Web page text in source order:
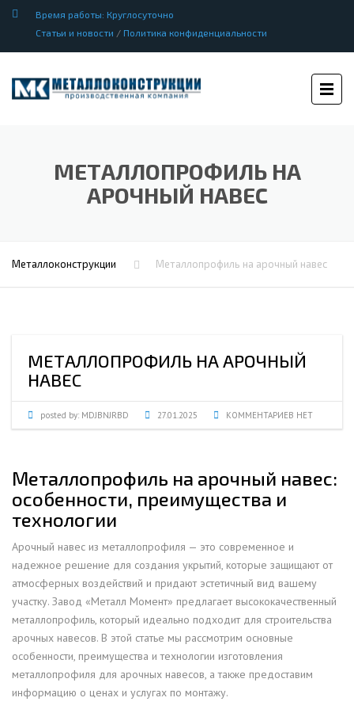
Время работы: Круглосуточно
Статьи и новости / Политика конфиденциальности
МЕТАЛЛОПРОФИЛЬ НА
АРОЧНЫЙ НАВЕС
Металлоконструкции Металлопрофиль на арочный навес
МЕТАЛЛОПРОФИЛЬ НА АРОЧНЫЙ
НАВЕС
posted by: MDJBNJRBD 27.01.2025 КОММЕНТАРИЕВ НЕТ
Металлопрофиль на арочный навес:
особенности, преимущества и
технологии
Арочный навес из металлопрофиля — это современное и
надежное решение для создания укрытий, которые защищают от
атмосферных воздействий и придают эстетичный вид вашему
участку. Завод «Металл Момент» предлагает высококачественный
металлопрофиль, который идеально подходит для строительства
арочных навесов. В этой статье мы рассмотрим основные
особенности, преимущества и технологии изготовления
металлопрофиля для арочных навесов, а также предоставим
информацию о ценах и услугах по монтажу.